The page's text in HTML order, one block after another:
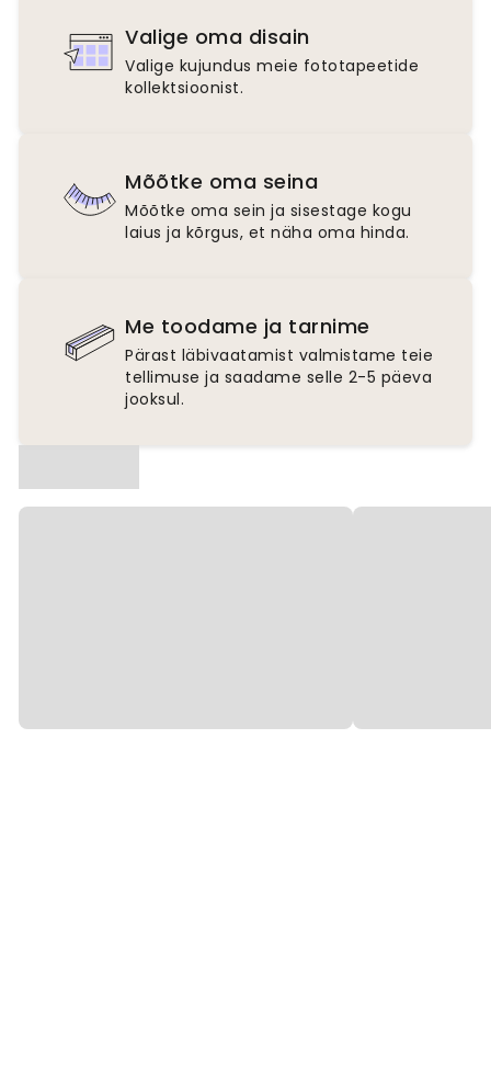
Valige oma disain
Valige kujundus meie fototapeetide
kollektsioonist.
Mõõtke oma seina
Mõõtke oma sein ja sisestage kogu
laius ja kõrgus, et näha oma hinda.
Me toodame ja tarnime
Pärast läbivaatamist valmistame teie
tellimuse ja saadame selle 2-5 päeva
jooksul.